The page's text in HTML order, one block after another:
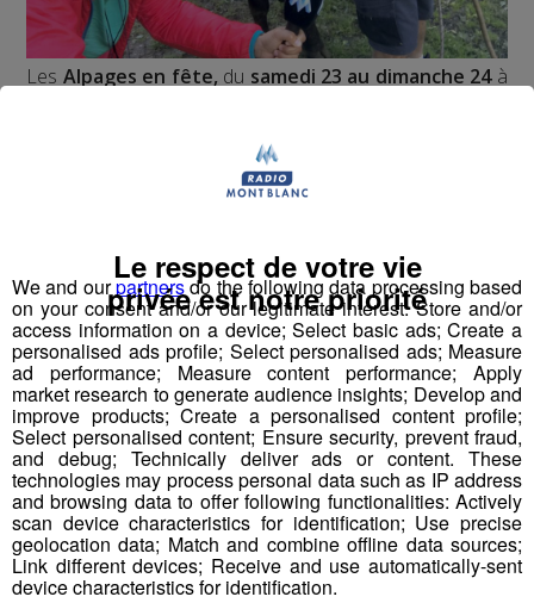
Les Alpages en fête, du samedi 23 au dimanche 24à
Dimanche : début des luttes au bois du Bouchet, marché
des producteurs et buvettes/restauration.
Interview deJérôme GARCIN, éleveur de vaches Hérens
(érinse) aux Houches :
mp3
We and ourpartnersdo the following data processing based
on your consent and/or our legitimate interest: Store and/or
access information on a device; Select basic ads; Create a
personalised ads profile; Select personalised ads; Measure
ad performance; Measure content performance; Apply
market research to generate audience insights; Develop and
improve products; Create a personalised content profile;
Select personalised content; Ensure security, prevent fraud,
and debug; Technically deliver ads or content. These
technologies may process personal data such as IP address
and browsing data to offer following functionalities: Actively
scan device characteristics for identification; Use precise
geolocation data; Match and combine offline data sources;
Link different devices; Receive and use automatically-sent
device characteristics for identification.
Le respect de votre vie
privée est notre priorité